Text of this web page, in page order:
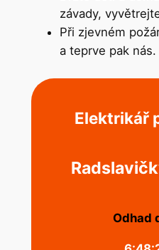
závady,
Při zjevném
a teprve pak nás.
Elektrikář
Odhad